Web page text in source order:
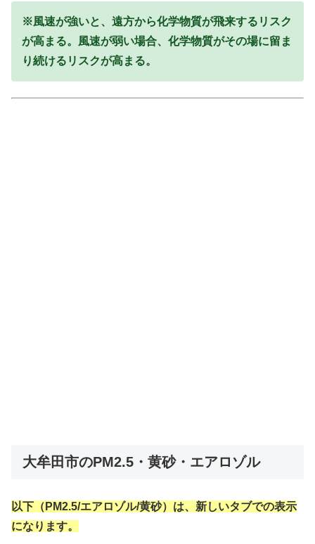
※風速が強いと、遠方から化学物質が飛来するリスク
が高まる。風速が弱い場合、化学物質がその場に留ま
り続けるリスクが高まる。
大牟田市のPM2.5・黄砂・エアロゾル
以下（PM2.5/エアロゾル/黄砂）は、新しいタブでの表示
になります。